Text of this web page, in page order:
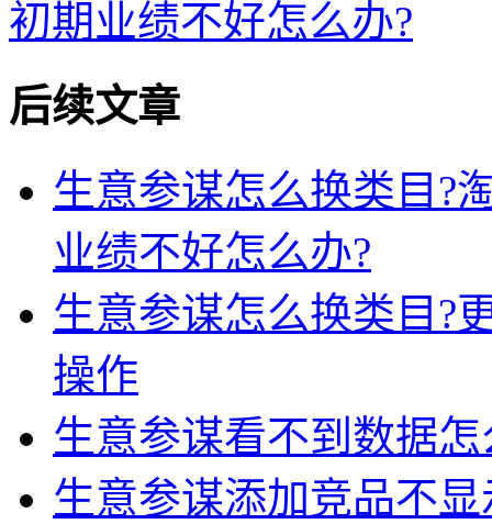
初期业绩不好怎么办?
后续文章
生意参谋怎么换类目?
业绩不好怎么办?
生意参谋怎么换类目?
操作
生意参谋看不到数据怎
生意参谋添加竞品不